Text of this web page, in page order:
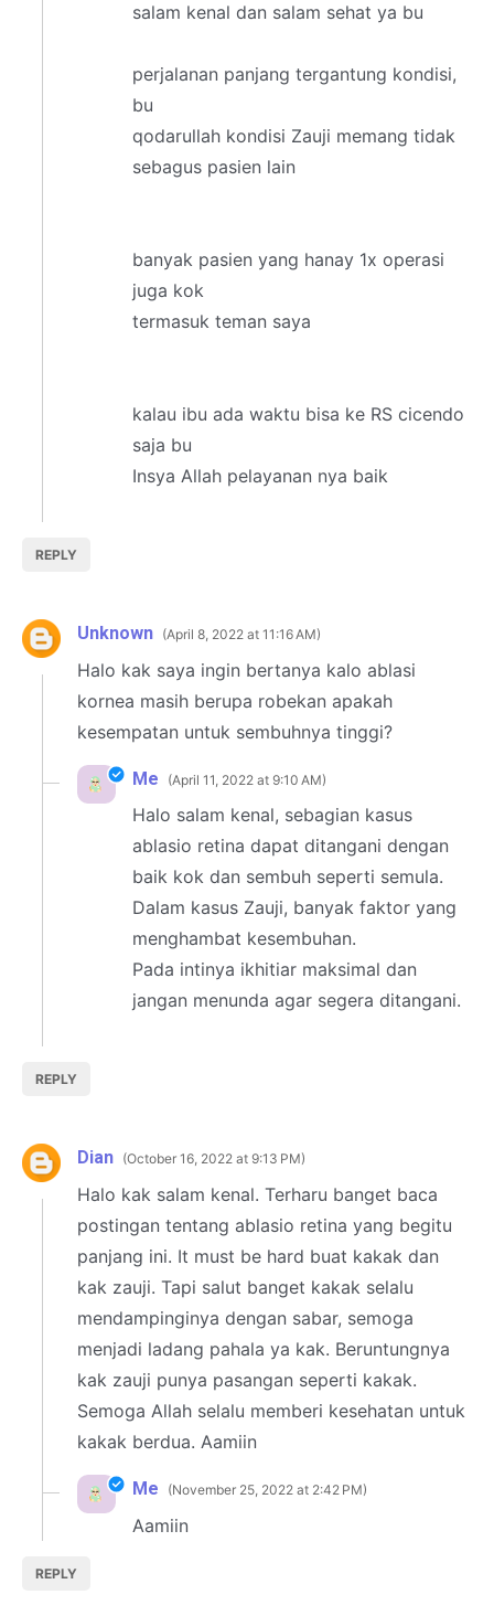
REPLY
salam kenal dan salam sehat ya bu
perjalanan panjang tergantung kondisi,
bu
qodarullah kondisi Zauji memang tidak
sebagus pasien lain
banyak pasien yang hanay 1x operasi
juga kok
termasuk teman saya
kalau ibu ada waktu bisa ke RS cicendo
saja bu
Insya Allah pelayanan nya baik
Unknown April 8, 2022 at 11:16 AM
Halo kak saya ingin bertanya kalo ablasi
kornea masih berupa robekan apakah
kesempatan untuk sembuhnya tinggi?
REPLY
Me April 11, 2022 at 9:10 AM
Halo salam kenal, sebagian kasus
ablasio retina dapat ditangani dengan
baik kok dan sembuh seperti semula.
Dalam kasus Zauji, banyak faktor yang
menghambat kesembuhan.
Pada intinya ikhitiar maksimal dan
jangan menunda agar segera ditangani.
Dian October 16, 2022 at 9:13 PM
Halo kak salam kenal. Terharu banget baca
postingan tentang ablasio retina yang begitu
panjang ini. It must be hard buat kakak dan
kak zauji. Tapi salut banget kakak selalu
mendampinginya dengan sabar, semoga
menjadi ladang pahala ya kak. Beruntungnya
kak zauji punya pasangan seperti kakak.
Semoga Allah selalu memberi kesehatan untuk
kakak berdua. Aamiin
REPLY
Me November 25, 2022 at 2:42 PM
Aamiin